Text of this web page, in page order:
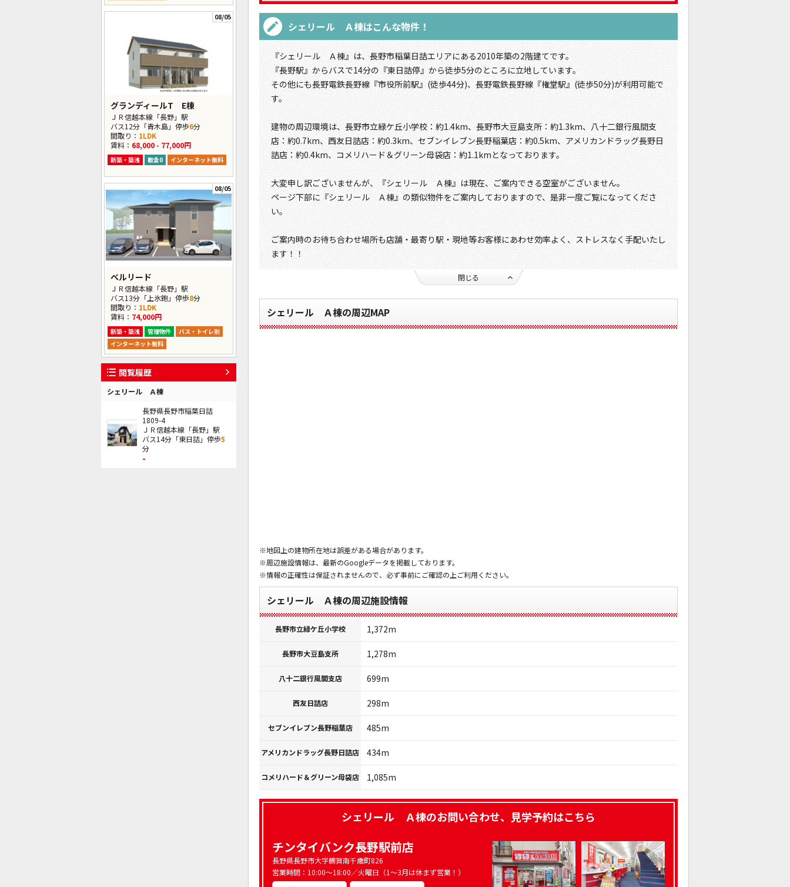
08/05
グランディールT E棟
ＪＲ信越本線「長野」駅
バス12分「青木島」停歩6分
間取り： 1LDK
賃料： 68,000 - 77,000円
新築・築浅 敷金0 インターネット無料
08/05
ベルリード
ＪＲ信越本線「長野」駅
バス13分「上氷鉋」停歩8分
間取り： 1LDK
賃料： 74,000円
新築・築浅 管理物件
バス・トイレ別
インターネット無料
閲覧履歴
シェリール Ａ棟
長野県長野市稲葉日詰
1809-4
ＪＲ信越本線「長野」駅
バス14分「東日詰」停歩5
分
-
シェリール Ａ棟はこんな物件！
『シェリール Ａ棟』は、長野市稲葉日詰エリアにある2010年築の2階建てです。
『長野駅』からバスで14分の『東日詰停』から徒歩5分のところに立地しています。
その他にも長野電鉄長野線『市役所前駅』(徒歩44分)、長野電鉄長野線『権堂駅』(徒歩50分)が利用可能で
す。
建物の周辺環境は、長野市立緑ケ丘小学校：約1.4km、長野市大豆島支所：約1.3km、八十二銀行風間支
店：約0.7km、西友日詰店：約0.3km、セブンイレブン長野稲葉店：約0.5km、アメリカンドラッグ長野日
詰店：約0.4km、コメリハード＆グリーン母袋店：約1.1kmとなっております。
大変申し訳ございませんが、『シェリール Ａ棟』は現在、ご案内できる空室がございません。
ページ下部に『シェリール Ａ棟』の類似物件をご案内しておりますので、是非一度ご覧になってくださ
い。
ご案内時のお待ち合わせ場所も店舗・最寄り駅・現地等お客様にあわせ効率よく、ストレスなく手配いたし
ます！！
閉じる
シェリール Ａ棟の周辺MAP
※地図上の建物所在地は誤差がある場合があります。
※周辺施設情報は、最新のGoogleデータを掲載しております。
※情報の正確性は保証されませんので、必ず事前にご確認の上ご利用ください。
シェリール Ａ棟の周辺施設情報
長野市立緑ケ丘小学校 1,372m
長野市大豆島支所 1,278m
八十二銀行風間支店 699m
西友日詰店 298m
セブンイレブン長野稲葉店 485m
アメリカンドラッグ長野日詰店 434m
コメリハード＆グリーン母袋店 1,085m
シェリール Ａ棟のお問い合わせ、見学予約はこちら
チンタイバンク長野駅前店
長野県長野市大字鶴賀南千歳町826
営業時間：10:00～18:00／火曜日（1～3月は休まず営業！）